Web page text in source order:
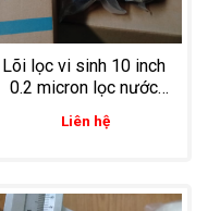
Lõi lọc vi sinh 10 inch
0.2 micron lọc nước
siêu tinh khiết cho nhà
máy dược phẩm, thuốc
Liên hệ